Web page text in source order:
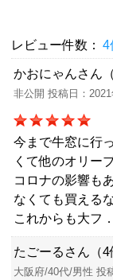
レビュー件数： 4
かおにゃんさん
非公開 投稿日：2021
今まで牛窓に行
くて他のオリー
コロナの影響も
なくても買える
これからも大フ
たごーるさん（4
大阪府/40代/男性 投